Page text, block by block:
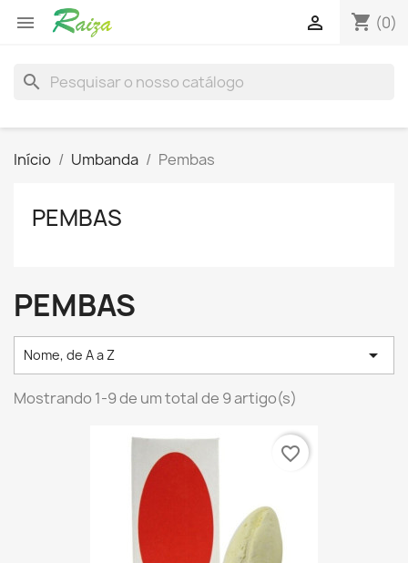
 shopping_cart (0)

search
Início Umbanda Pembas
PEMBAS
PEMBAS
Nome, de A a Z 
Mostrando 1-9 de um total de 9 artigo(s)
favorite_border